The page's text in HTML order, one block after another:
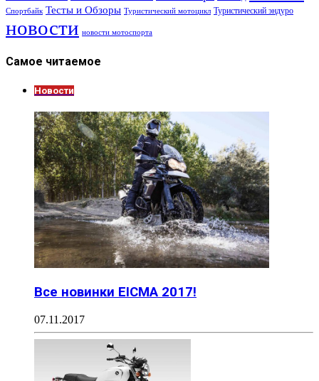
Спортбайк Тесты и Обзоры Туристический мотоцикл Туристический эндуро
новости новости мотоспорта
Самое читаемое
Новости
Все новинки EICMA 2017!
07.11.2017